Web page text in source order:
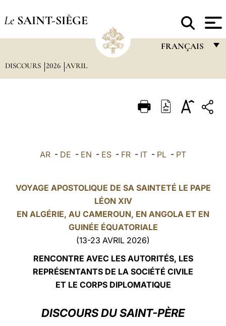
Le SAINT-SIÈGE
FRANÇAIS
ITALIANO
POLSKI
DISCOURS 2026 AVRIL
AR - DE - EN - ES - FR - IT - PL - PT
VOYAGE APOSTOLIQUE DE SA SAINTETÉ LE PAPE
LÉON XIV
EN ALGÉRIE, AU CAMEROUN, EN ANGOLA ET EN
GUINÉE ÉQUATORIALE
(13-23 AVRIL 2026)
RENCONTRE AVEC LES AUTORITÉS, LES
REPRÉSENTANTS DE LA SOCIÉTÉ CIVILE
ET LE CORPS DIPLOMATIQUE
DISCOURS DU SAINT-PÈRE